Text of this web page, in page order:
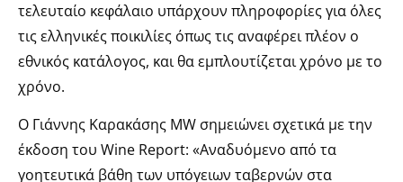
τελευταίο κεφάλαιο υπάρχουν πληροφορίες για όλες
τις ελληνικές ποικιλίες όπως τις αναφέρει πλέον ο
εθνικός κατάλογος, και θα εμπλουτίζεται χρόνο με το
χρόνο.
Ο Γιάννης Καρακάσης MW σημειώνει σχετικά με την
έκδοση του Wine Report: «Αναδυόμενο από τα
γοητευτικά βάθη των υπόγειων ταβερνών στα